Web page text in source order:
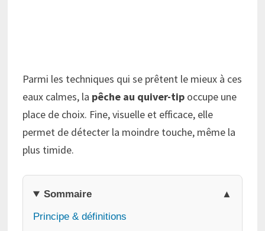
Parmi les techniques qui se prêtent le mieux à ces
eaux calmes, la pêche au quiver-tipoccupe une
place de choix. Fine, visuelle et efficace, elle
permet de détecter la moindre touche, même la
plus timide.
Sommaire
Principe & définitions